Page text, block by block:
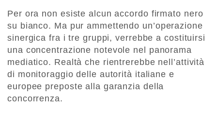
Per ora non esiste alcun accordo firmato nero
su bianco. Ma pur ammettendo un’operazione
sinergica fra i tre gruppi, verrebbe a costituirsi
una concentrazione notevole nel panorama
mediatico. Realtà che rientrerebbe nell’attività
di monitoraggio delle autorità italiane e
europee preposte alla garanzia della
concorrenza.